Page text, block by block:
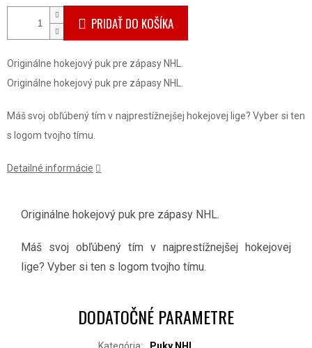
PRIDAŤ DO KOŠÍKA
Originálne hokejový puk pre zápasy NHL.
Originálne hokejový puk pre zápasy NHL.
Máš svoj obľúbený tím v najprestížnejšej hokejovej lige? Vyber si ten
s logom tvojho tímu.
Detailné informácie
Originálne hokejový puk pre zápasy NHL.
Máš svoj obľúbený tím v najprestížnejšej hokejovej
lige? Vyber si ten s logom tvojho tímu.
DODATOČNÉ PARAMETRE